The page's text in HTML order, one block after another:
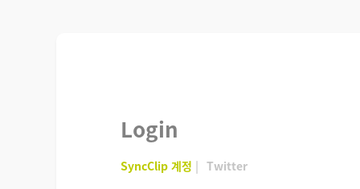
Login
SyncClip 계정 | Twitter